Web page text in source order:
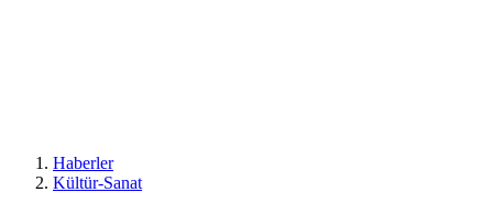
Haberler
Kültür-Sanat